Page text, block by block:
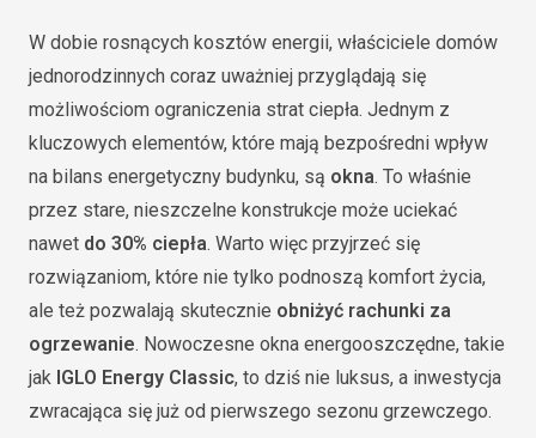
W dobie rosnących kosztów energii, właściciele domów
jednorodzinnych coraz uważniej przyglądają się
możliwościom ograniczenia strat ciepła. Jednym z
kluczowych elementów, które mają bezpośredni wpływ
na bilans energetyczny budynku, są okna. To właśnie
przez stare, nieszczelne konstrukcje może uciekać
nawet do 30% ciepła. Warto więc przyjrzeć się
rozwiązaniom, które nie tylko podnoszą komfort życia,
ale też pozwalają skutecznie obniżyć rachunki za
ogrzewanie. Nowoczesne okna energooszczędne, takie
jak IGLO Energy Classic, to dziś nie luksus, a inwestycja
zwracająca się już od pierwszego sezonu grzewczego.